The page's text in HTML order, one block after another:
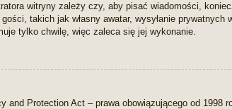
witryny zależy czy, aby pisać wiadomości,
takich jak własny awatar, wysyłanie
tylko chwilę, więc zaleca się jej wykonanie.
and Protection Act – prawa obowiązującego od 1998